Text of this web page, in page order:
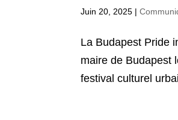
Juin 20, 2025 |
La Budapest Pride
maire de Budapest
festival culturel